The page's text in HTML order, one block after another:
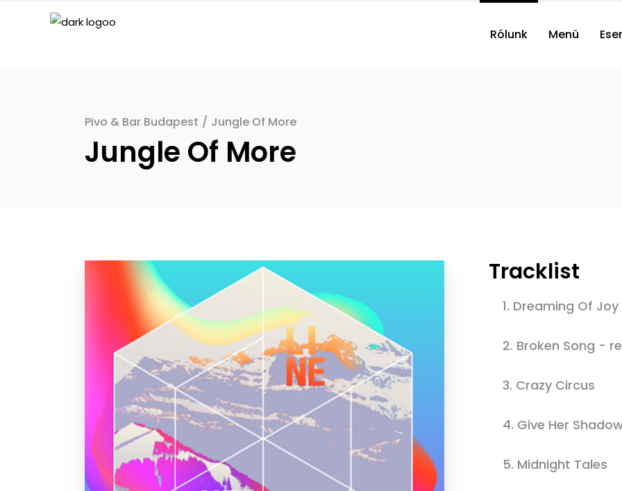
Rólunk Menü
Pivo & Bar Budapest / Jungle Of More
Jungle Of More
Tracklist
1. Dreaming Of Joy
2. Broken Song -
3. Crazy Circus
4. Give Her
5. Midnight Tales